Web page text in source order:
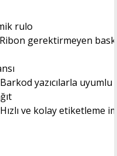
rulo
Ribon gerektirmeyen
Barkod yazıcılarla uyumlu
Hızlı ve kolay etiketleme